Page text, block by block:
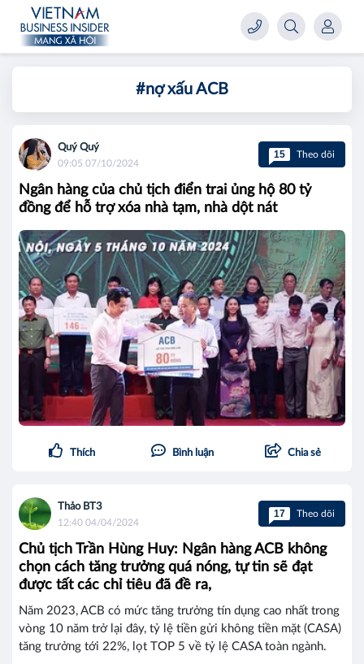
#nợ xấu ACB
Quý Quý
09:05 07/10/2024
15 Theo dõi
Ngân hàng của chủ tịch điển trai ủng hộ 80 tỷ
đồng để hỗ trợ xóa nhà tạm, nhà dột nát
Thích Bình luận Chia sẻ
Thảo BT3
12:40 04/04/2024
17 Theo dõi
Chủ tịch Trần Hùng Huy: Ngân hàng ACB không
chọn cách tăng trưởng quá nóng, tự tin sẽ đạt
được tất các chỉ tiêu đã đề ra,
Năm 2023, ACB có mức tăng trưởng tín dụng cao nhất trong
vòng 10 năm trở lại đây, tỷ lệ tiền gửi không tiền mặt (CASA)
tăng trưởng tới 22%, lọt TOP 5 về tỷ lệ CASA toàn ngành.